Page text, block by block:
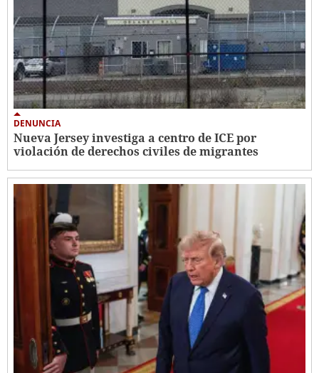
DENUNCIA
Nueva Jersey investiga a centro de ICE por
violación de derechos civiles de migrantes